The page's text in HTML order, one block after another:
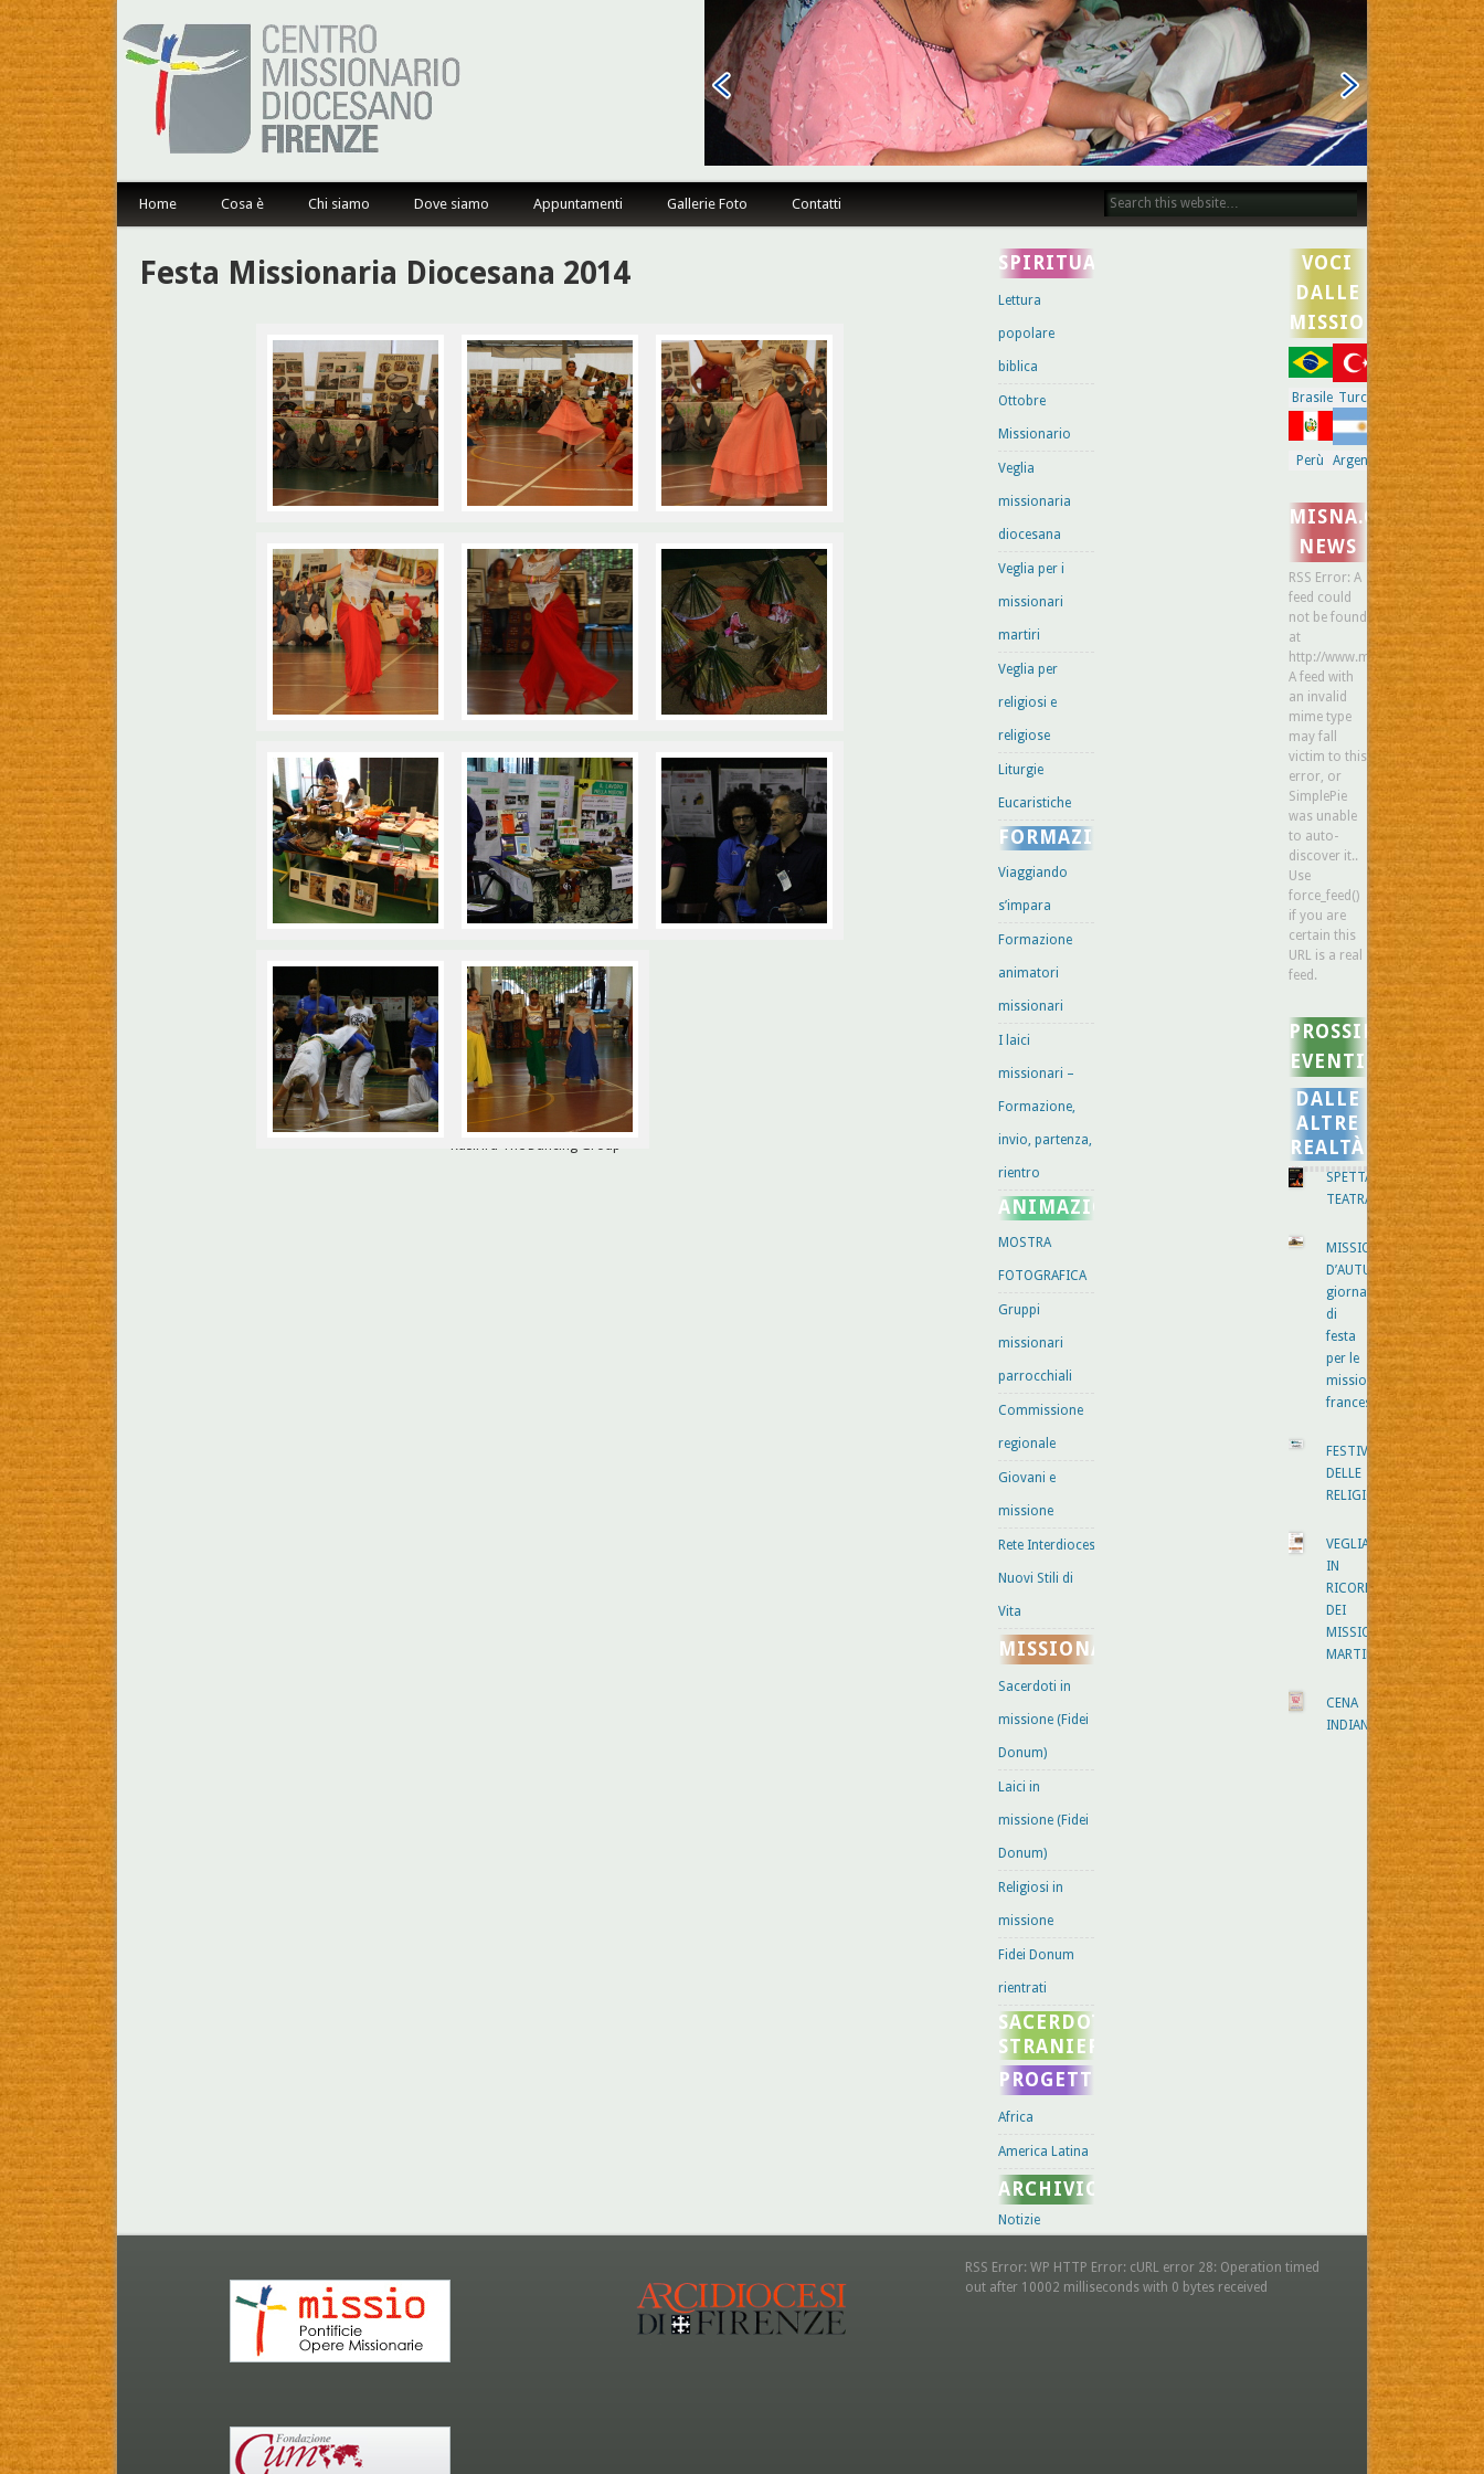
Centro Missionario Diocesano Firenze
Home Cosa è Chi siamo Dove siamo Appuntamenti Gallerie Foto Contatti
Festa Missionaria Diocesana 2014
Rusiriru The Dancing Group
SPIRITUALITÀ
Lettura
popolare
biblica
Ottobre
Missionario
Veglia
missionaria
diocesana
Veglia per i
missionari
martiri
Veglia per
religiosi e
religiose
Liturgie
Eucaristiche
FORMAZIONE
Viaggiando
s’impara
Formazione
animatori
missionari
I laici
missionari –
Formazione,
invio, partenza,
rientro
ANIMAZIONE
MOSTRA
FOTOGRAFICA
Gruppi
missionari
parrocchiali
Commissione
regionale
Giovani e
missione
Rete Interdiocesana
Nuovi Stili di
Vita
MISSIONARI
Sacerdoti in
missione (Fidei
Donum)
Laici in
missione (Fidei
Donum)
Religiosi in
missione
Fidei Donum
rientrati
SACERDOTI
STRANIERI
PROGETTI
Africa
America Latina
ARCHIVIO
Notizie
VOCI
DALLE
MISSIONI
Brasile Turchia Ciad
Perù Argentina
MISNA.ORG
NEWS
RSS Error: A
feed could
not be found
at
http://www.misna.org/feed.
A feed with
an invalid
mime type
may fall
victim to this
error, or
SimplePie
was unable
to auto-
discover it..
Use
force_feed()
if you are
certain this
URL is a real
feed.
PROSSIMI
EVENTI
DALLE
ALTRE
REALTÀ
SPETTACOLO
TEATRALE
MISSIONI
D’AUTUNNO
giornata
di
festa
per le
missioni
francescane
FESTIVAL
DELLE
RELIGIONI
VEGLIA
IN
RICORDO
DEI
MISSIONARI
MARTIRI
CENA
INDIANA
RSS Error: WP HTTP Error: cURL error 28: Operation timed
out after 10002 milliseconds with 0 bytes received